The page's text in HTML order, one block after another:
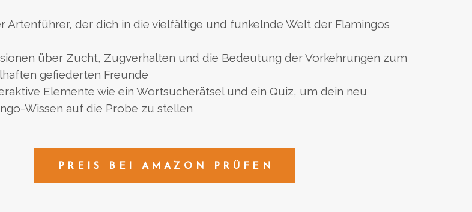
Artenführer, der dich in die vielfältige und funkelnde Welt der Flamingos
über Zucht, Zugverhalten und die Bedeutung der Vorkehrungen zum
gefiederten Freunde
Elemente wie ein Wortsucherätsel und ein Quiz, um dein neu
Wissen auf die Probe zu stellen
PREIS BEI AMAZON PRÜFEN